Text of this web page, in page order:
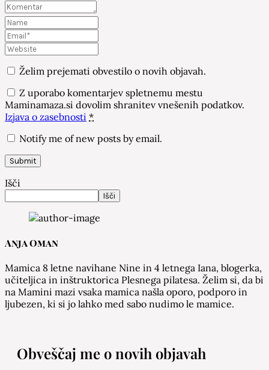
Želim prejemati obvestilo o novih objavah.
Z uporabo komentarjev spletnemu mestu
Maminamaza.si dovolim shranitev vnešenih podatkov.
Izjava o zasebnosti *
Notify me of new posts by email.
Išči
Išči
Anja Oman
Mamica 8 letne navihane Nine in 4 letnega Iana, blogerka,
učiteljica in inštruktorica Plesnega pilatesa. Želim si, da bi
na Mamini mazi vsaka mamica našla oporo, podporo in
ljubezen, ki si jo lahko med sabo nudimo le mamice.
Obveščaj me o novih objavah